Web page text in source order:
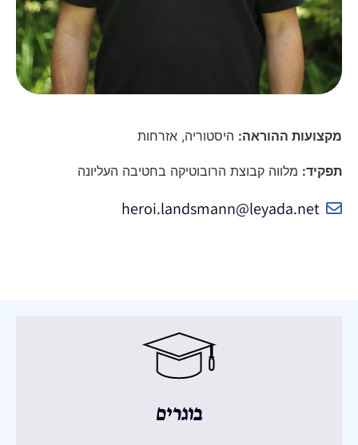
מקצועות ההוראה: היסטוריה, אזרחות
תפקיד: מלווה קבוצת הרובוטיקה בחטיבה העליונה
heroi.landsmann@leyada.net
בוגרים